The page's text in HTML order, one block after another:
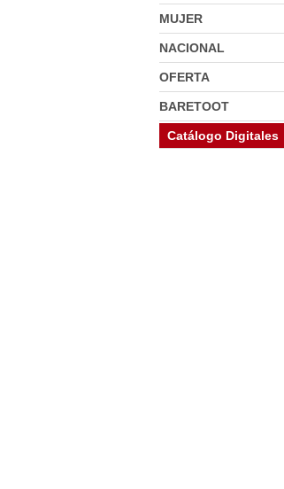
MUJER
NACIONAL
OFERTA
BARETOOT
Catálogo Digitales